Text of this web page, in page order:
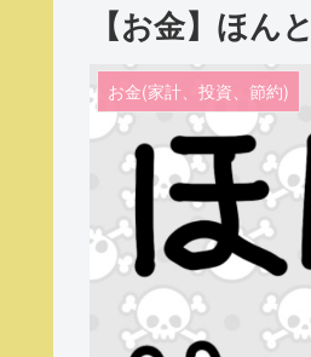
【お金】ほん
お金(家計、投資、節約)